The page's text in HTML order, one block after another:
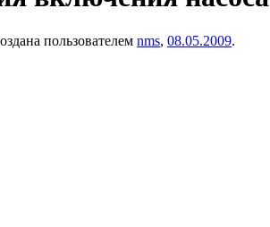
пользователем nms, 08.05.2009.